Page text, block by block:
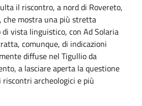
il riscontro, a nord di Rovereto,
che mostra una più stretta
vista linguistico, con Ad Solaria
comunque, di indicazioni
diffuse nel Tigullio da
a lasciare aperta la questione
archeologici e più